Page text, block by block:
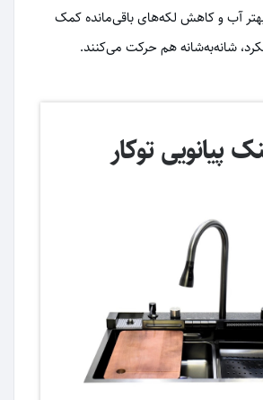
آب و کاهش لکه‌های باقی‌مانده کمک
شانه‌به‌شانه هم حرکت می‌کنند.
پیانویی توکار